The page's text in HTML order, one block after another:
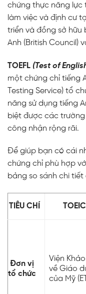
chứng thực năng lực
làm việc và định cư
triển và đồng sở hữu
Anh (British Council)
TOEFL (Test of
một chứng chỉ tiếng
Testing Service) tổ
năng sử dụng tiếng
biệt được các
công nhận rộng rãi.
Để giúp bạn có cái
chứng chỉ phù hợp
bảng so sánh chi tiết
TIÊU CHÍ TOEIC
Đơn vị
tổ chức
Viện
về Giáo
của Mỹ